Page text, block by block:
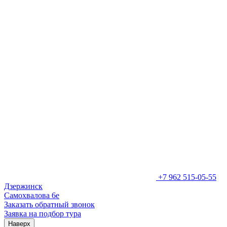
+7 962 515-05-55
Дзержинск
Самохвалова 6е
Заказать обратный звонок
Заявка на подбор тура
Наверх